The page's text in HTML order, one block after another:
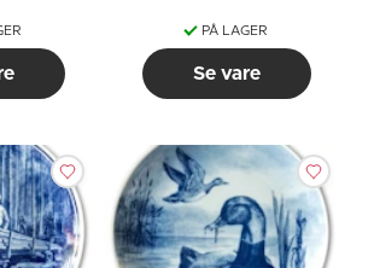
PÅ LAGER
Se vare